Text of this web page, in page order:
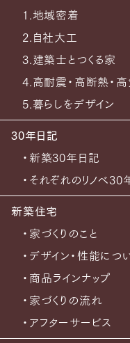
1.地域密着
2.自社大工
3.建築士とつくる家
4.高耐震・高断熱・
5.暮らしをデザイン
30年日記
・新築30年日記
・それぞれのリノベ30
新築住宅
・家づくりのこと
・デザイン・性能につ
・商品ラインナップ
・家づくりの流れ
・アフターサービス